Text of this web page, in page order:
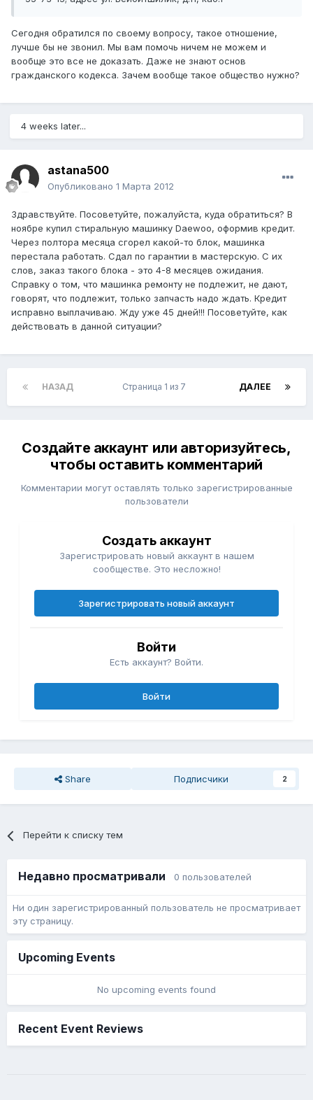
Сегодня обратился по своему вопросу, такое отношение,
лучше бы не звонил. Мы вам помочь ничем не можем и
вообще это все не доказать. Даже не знают основ
гражданского кодекса. Зачем вообще такое общество нужно?
4 weeks later...
astana500
Опубликовано 1 Марта 2012
Здравствуйте. Посоветуйте, пожалуйста, куда обратиться? В
ноябре купил стиральную машинку Daewoo, оформив кредит.
Через полтора месяца сгорел какой-то блок, машинка
перестала работать. Сдал по гарантии в мастерскую. С их
слов, заказ такого блока - это 4-8 месяцев ожидания.
Справку о том, что машинка ремонту не подлежит, не дают,
говорят, что подлежит, только запчасть надо ждать. Кредит
исправно выплачиваю. Жду уже 45 дней!!! Посоветуйте, как
действовать в данной ситуации?
НАЗАД ДАЛЕЕ
Страница 1 из 7
Создайте аккаунт или авторизуйтесь,
чтобы оставить комментарий
Комментарии могут оставлять только зарегистрированные
пользователи
Создать аккаунт
Зарегистрировать новый аккаунт в нашем
сообществе. Это несложно!
Зарегистрировать новый аккаунт
Войти
Есть аккаунт? Войти.
Войти
Share Подписчики 2
Перейти к списку тем
Недавно просматривали 0 пользователей
Ни один зарегистрированный пользователь не просматривает
эту страницу.
Upcoming Events
No upcoming events found
Recent Event Reviews